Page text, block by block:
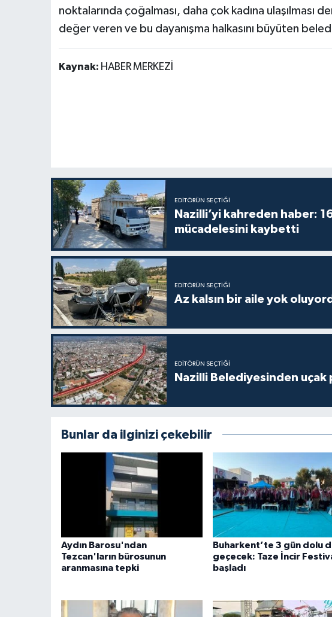
noktalarında çoğalması, daha çok kadına ulaşılması
değer veren ve bu dayanışma halkasını büyüten
Kaynak: HABER MERKEZİ
EDITÖRÜN SEÇTIĞI
Nazilli’yi kahreden haber:
mücadelesini kaybetti
EDITÖRÜN SEÇTIĞI
Az kalsın bir aile yok
EDITÖRÜN SEÇTIĞI
Nazilli Belediyesinden uçak
Bunlar da ilginizi çekebilir
Aydın Barosu'ndan
Tezcan'ların bürosunun
aranmasına tepki
Buharkent’te 3 gün dolu
geçecek: Taze İncir
başladı